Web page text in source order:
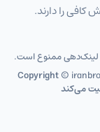
را دارند.
لینک‌دهی ممنوع است.
Copyright ©
می‌کند